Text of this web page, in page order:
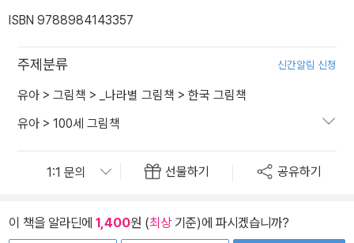
ISBN 9788984143357
주제분류 신간알림 신청
유아 > 그림책 > _나라별 그림책 > 한국 그림책
유아 > 100세 그림책
선물하기 공유하기
이 책을 알라딘에 1,400원 (최상기준)에 파시겠습니까?